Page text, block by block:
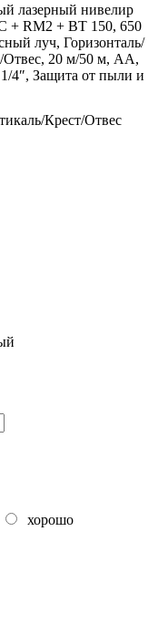
лазерный нивелир
+ RM2 + BT 150, 650
луч, Горизонталь/
Отвес, 20 м/50 м, АА,
4″, Защита от пыли и
Крест/Отвес
хорошо